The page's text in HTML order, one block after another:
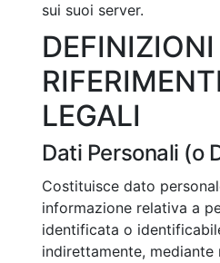
sui suoi server.
DEFINIZIONI
RIFERIMENTI
LEGALI
Dati Personali (o
Costituisce dato
informazione relativa a
identificata o
indirettamente, mediante